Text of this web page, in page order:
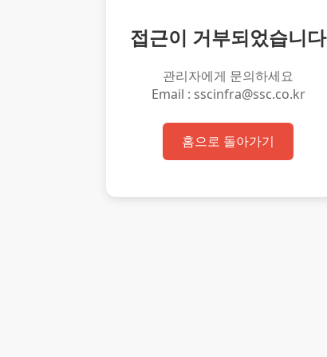
접근이 거부되었습니다
관리자에게 문의하세요
Email : sscinfra@ssc.co.kr
홈으로 돌아가기